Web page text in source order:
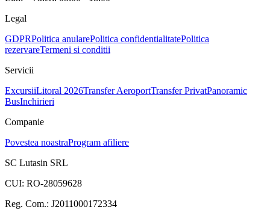
Legal
GDPRPolitica anularePolitica confidentialitatePolitica
rezervareTermeni si conditii
Servicii
ExcursiiLitoral 2026Transfer AeroportTransfer PrivatPanoramic
BusInchirieri
Companie
Povestea noastraProgram afiliere
SC Lutasin SRL
CUI: RO-28059628
Reg. Com.: J2011000172334